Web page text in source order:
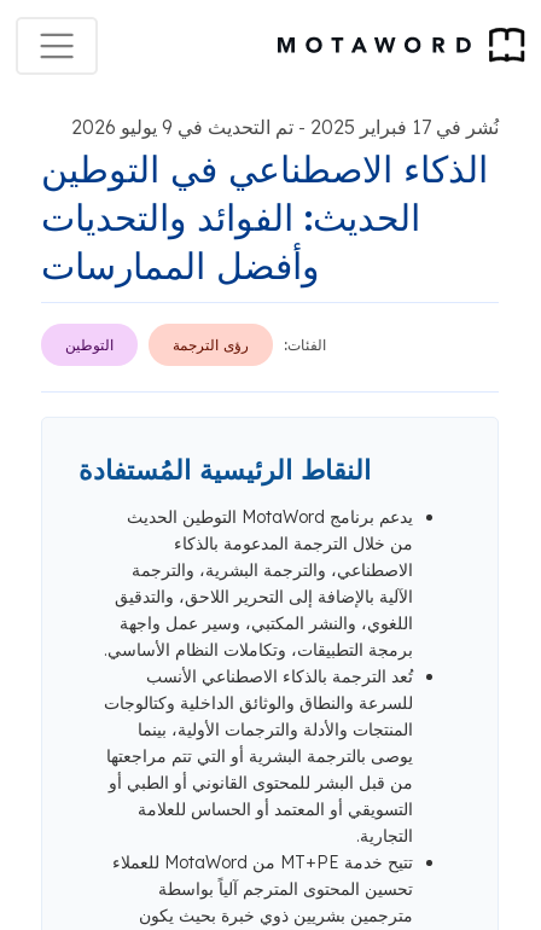
نُشر في 17 فبراير 2025 - تم التحديث في 9 يوليو 2026
الذكاء الاصطناعي في التوطين
الحديث: الفوائد والتحديات
وأفضل الممارسات
الفئات: رؤى الترجمة التوطين
النقاط الرئيسية المُستفادة
يدعم برنامج MotaWord التوطين الحديث
من خلال الترجمة المدعومة بالذكاء
الاصطناعي، والترجمة البشرية، والترجمة
الآلية بالإضافة إلى التحرير اللاحق، والتدقيق
اللغوي، والنشر المكتبي، وسير عمل واجهة
برمجة التطبيقات، وتكاملات النظام الأساسي.
تُعد الترجمة بالذكاء الاصطناعي الأنسب
للسرعة والنطاق والوثائق الداخلية وكتالوجات
المنتجات والأدلة والترجمات الأولية، بينما
يوصى بالترجمة البشرية أو التي تتم مراجعتها
من قبل البشر للمحتوى القانوني أو الطبي أو
التسويقي أو المعتمد أو الحساس للعلامة
التجارية.
تتيح خدمة MT+PE من MotaWord للعملاء
تحسين المحتوى المترجم آلياً بواسطة
مترجمين بشريين ذوي خبرة بحيث يكون